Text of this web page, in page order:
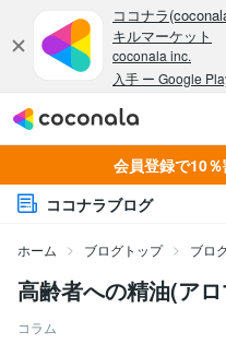
会員登録で10
ココナラブログ
ホーム ブログトップ ブロ
高齢者への精油(ア
コラム